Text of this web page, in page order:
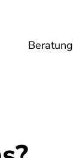
Beratung
Umwelt